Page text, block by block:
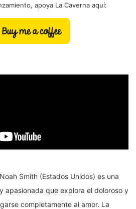
apoya La Caverna aquí:
Smith (Estados Unidos) es una
apasionada que explora el doloroso y
completamente al amor. La